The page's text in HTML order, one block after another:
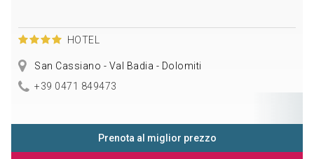
HOTEL
San Cassiano - Val Badia - Dolomiti
+39 0471 849473
Prenota al miglior prezzo